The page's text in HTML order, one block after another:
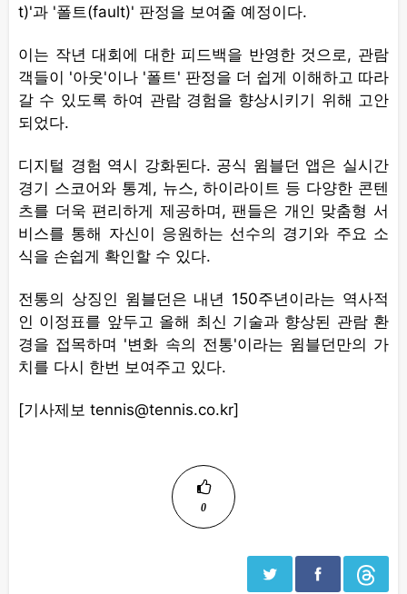
t)'과 '폴트(fault)' 판정을 보여줄 예정이다.
이는 작년 대회에 대한 피드백을 반영한 것으로, 관람
객들이 '아웃'이나 '폴트' 판정을 더 쉽게 이해하고 따라
갈 수 있도록 하여 관람 경험을 향상시키기 위해 고안
되었다.
디지털 경험 역시 강화된다. 공식 윔블던 앱은 실시간
경기 스코어와 통계, 뉴스, 하이라이트 등 다양한 콘텐
츠를 더욱 편리하게 제공하며, 팬들은 개인 맞춤형 서
비스를 통해 자신이 응원하는 선수의 경기와 주요 소
식을 손쉽게 확인할 수 있다.
전통의 상징인 윔블던은 내년 150주년이라는 역사적
인 이정표를 앞두고 올해 최신 기술과 향상된 관람 환
경을 접목하며 '변화 속의 전통'이라는 윔블던만의 가
치를 다시 한번 보여주고 있다.
[기사제보 tennis@tennis.co.kr]
0